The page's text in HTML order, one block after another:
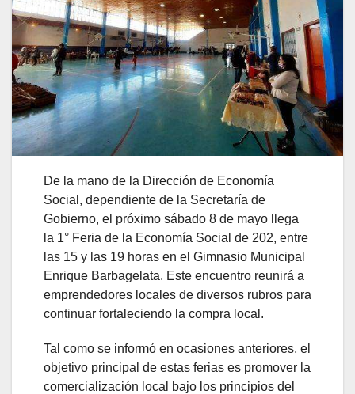
De la mano de la Dirección de Economía
Social, dependiente de la Secretaría de
Gobierno, el próximo sábado 8 de mayo llega
la 1° Feria de la Economía Social de 202, entre
las 15 y las 19 horas en el Gimnasio Municipal
Enrique Barbagelata. Este encuentro reunirá a
emprendedores locales de diversos rubros para
continuar fortaleciendo la compra local.
Tal como se informó en ocasiones anteriores, el
objetivo principal de estas ferias es promover la
comercialización local bajo los principios del